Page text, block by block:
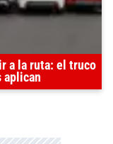
a la ruta: el truco
aplican